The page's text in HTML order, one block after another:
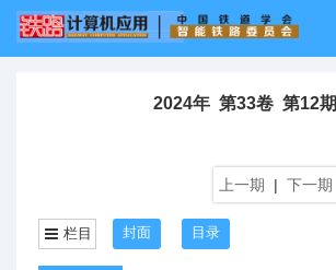
2024年 第33卷 第12期
上一期 | 下一期
栏目 封面 目录